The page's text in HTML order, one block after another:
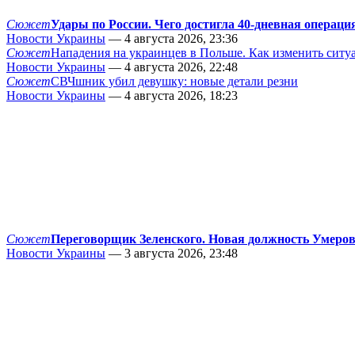
СюжетУдары по России. Чего достигла 40-дневная
Новости Украины — 4 августа 2026, 23:36
СюжетНападения на украинцев в Польше. Как изменить
Новости Украины — 4 августа 2026, 22:48
СюжетСВЧшник убил девушку: новые детали резни
Новости Украины — 4 августа 2026, 18:23
СюжетПереговорщик Зеленского. Новая должность
Новости Украины — 3 августа 2026, 23:48